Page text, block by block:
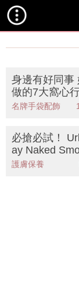
身邊有好同事 好同事會
做的7大窩心
名牌手袋配飾
必搶必試！
ay Naked Smoky
組合
護膚保養